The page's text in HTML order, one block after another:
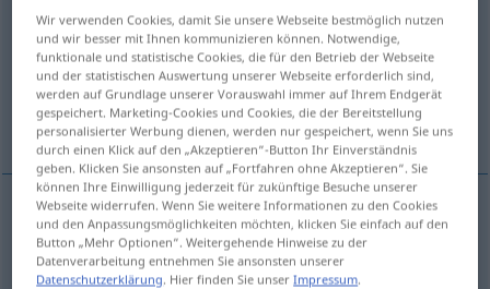
Übersicht aller Übersetzungen
(Für mehr Details die Übersetzung anklicken/antippen)
alabar, elogiar
alabar,elogiar(pora/c) lobenfüretwas
Wir verwenden Cookies, damit Sie unsere Webseite bestmöglich nutzen
und wir besser mit Ihnen kommunizieren können. Notwendige,
funktionale und statistische Cookies, die für den Betrieb der Webseite
und der statistischen Auswertung unserer Webseite erforderlich sind,
werden auf Grundlage unserer Vorauswahl immer auf Ihrem Endgerät
gespeichert. Marketing-Cookies und Cookies, die der Bereitstellung
personalisierter Werbung dienen, werden nur gespeichert, wenn Sie uns
durch einen Klick auf den „Akzeptieren“-Button Ihr Einverständnis
geben. Klicken Sie ansonsten auf „Fortfahren ohne Akzeptieren“. Sie
können Ihre Einwilligung jederzeit für zukünftige Besuche unserer
Webseite widerrufen. Wenn Sie weitere Informationen zu den Cookies
und den Anpassungsmöglichkeiten möchten, klicken Sie einfach auf den
Button „Mehr Optionen“. Weitergehende Hinweise zu der
Datenverarbeitung entnehmen Sie ansonsten unserer
Datenschutzerklärung. Hier finden Sie unserImpressum.